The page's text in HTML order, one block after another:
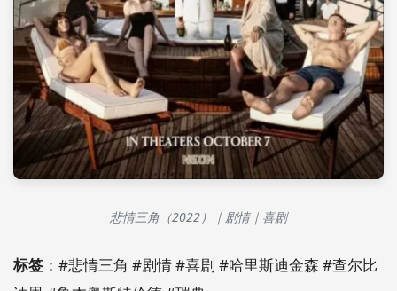
悲情三角（2022）｜剧情｜喜剧
标签 ：#悲情三角 #剧情 #喜剧 #哈里斯迪金森 #查尔比